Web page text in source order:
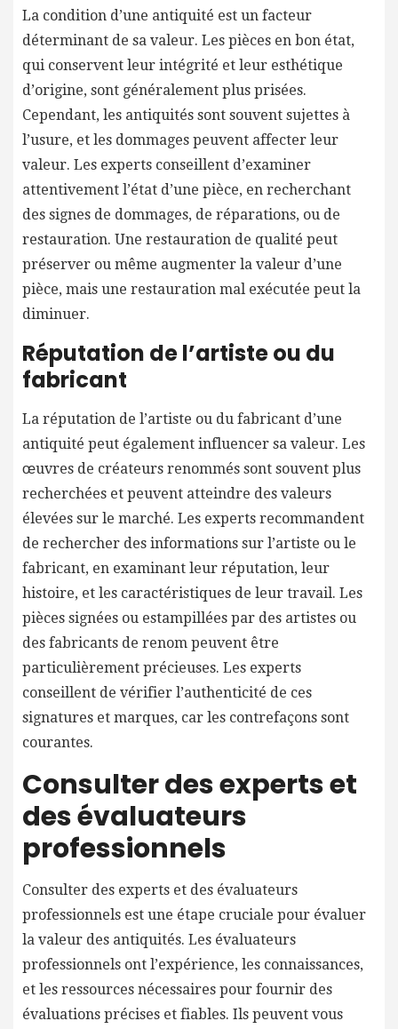
La condition d’une antiquité est un facteur
déterminant de sa valeur. Les pièces en bon état,
qui conservent leur intégrité et leur esthétique
d’origine, sont généralement plus prisées.
Cependant, les antiquités sont souvent sujettes à
l’usure, et les dommages peuvent affecter leur
valeur. Les experts conseillent d’examiner
attentivement l’état d’une pièce, en recherchant
des signes de dommages, de réparations, ou de
restauration. Une restauration de qualité peut
préserver ou même augmenter la valeur d’une
pièce, mais une restauration mal exécutée peut la
diminuer.
Réputation de l’artiste ou du
fabricant
La réputation de l’artiste ou du fabricant d’une
antiquité peut également influencer sa valeur. Les
œuvres de créateurs renommés sont souvent plus
recherchées et peuvent atteindre des valeurs
élevées sur le marché. Les experts recommandent
de rechercher des informations sur l’artiste ou le
fabricant, en examinant leur réputation, leur
histoire, et les caractéristiques de leur travail. Les
pièces signées ou estampillées par des artistes ou
des fabricants de renom peuvent être
particulièrement précieuses. Les experts
conseillent de vérifier l’authenticité de ces
signatures et marques, car les contrefaçons sont
courantes.
Consulter des experts et
des évaluateurs
professionnels
Consulter des experts et des évaluateurs
professionnels est une étape cruciale pour évaluer
la valeur des antiquités. Les évaluateurs
professionnels ont l’expérience, les connaissances,
et les ressources nécessaires pour fournir des
évaluations précises et fiables. Ils peuvent vous